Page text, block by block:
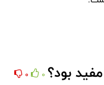
بود؟ 0
0